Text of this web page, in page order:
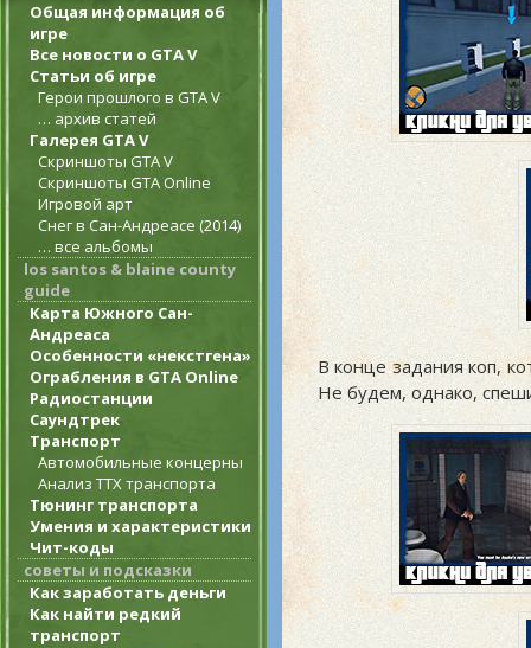
Общая информация об
игре
Все новости о GTA V
Статьи об игре
Герои прошлого в GTA V
… архив статей
Галерея GTA V
Скриншоты GTA V
Скриншоты GTA Online
Игровой арт
Снег в Сан-Андреасе (2014)
… все альбомы
los santos & blaine county
guide
Карта Южного Сан-
Андреаса
Особенности «некстгена»
Ограбления в GTA Online
Радиостанции
Саундтрек
Транспорт
Автомобильные концерны
Анализ ТТХ транспорта
Тюнинг транспорта
Умения и характеристики
Чит-коды
советы и подсказки
Как заработать деньги
Как найти редкий
транспорт
В конце задания коп,
Не будем, однако,